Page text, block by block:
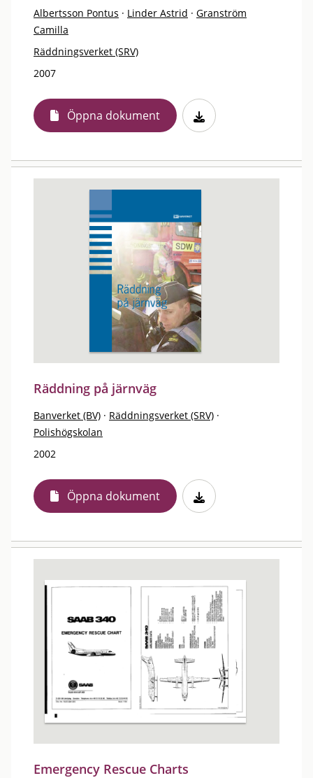
Albertsson Pontus · Linder Astrid · Granström
Camilla
Räddningsverket (SRV)
2007
Öppna dokument
Räddning på järnväg
Banverket (BV) · Räddningsverket (SRV) ·
Polishögskolan
2002
Öppna dokument
Emergency Rescue Charts